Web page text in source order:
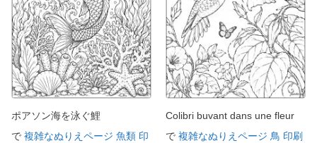
ポアソン海を泳ぐ鯉
で 複雑なぬりえページ 魚類 印
Colibri buvant dans une fleur
で 複雑なぬりえページ 鳥 印刷